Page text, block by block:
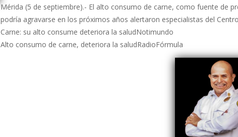
Mérida (5 de septiembre).- El alto consumo de carne, como fuente de
podría agravarse en los próximos años alertaron especialistas del
Carne: su alto consume deteriora la saludNotimundo
Alto consumo de carne, deteriora la saludRadioFórmula